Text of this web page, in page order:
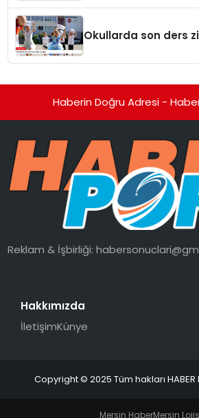
Okullarda son ders
Haberin Doğru Adresi -
Reklam & İşbirliği:
Hakkımızda
İletişimKünye
Copyright © 2025 Tüm hakları HABER
Mersin HaberMersin